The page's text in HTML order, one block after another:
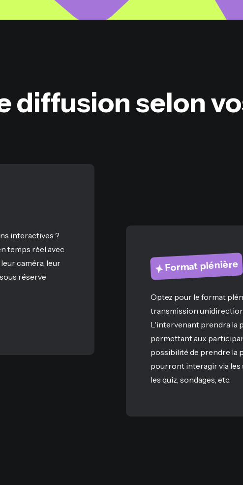
diffusion selon
interactives ?
temps réel avec
caméra, leur
réserve
Format plénière
Optez pour le format
transmission
L'intervenant prendra la
permettant aux
possibilité de prendre la
pourront interagir via les
les quiz, sondages, etc.